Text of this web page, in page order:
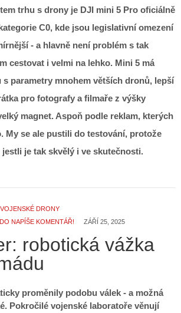
trhu s drony je DJI mini 5 Pro oficiálně
C0, kde jsou legislativní omezení
- a hlavně není problém s tak
cestovat i velmi na lehko. Mini 5 má
s parametry mnohem větších dronů, lepší
pro fotografy a filmaře z výšky
magnet. Aspoň podle reklam, kterých
My se ale pustili do testování, protože
jestli je tak skvělý i ve skutečnosti.
VOJENSKÉ DRONY
NAPÍŠE KOMENTÁŘ!
ZÁŘÍ 25, 2025
robotická vážka
proměnily podobu válek - a možná
Pokročilé vojenské laboratoře věnují